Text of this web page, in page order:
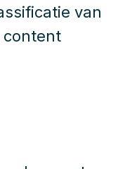
van
content